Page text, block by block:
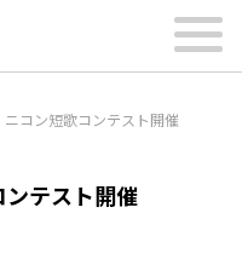
ニコン短歌コンテスト開催
ンテスト開催